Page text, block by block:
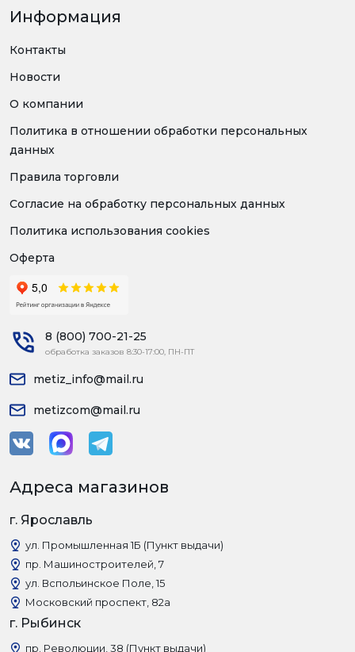
Информация
Контакты
Новости
О компании
Политика в отношении обработки персональных
данных
Правила торговли
Согласие на обработку персональных данных
Политика использования cookies
Оферта
8 (800) 700-21-25
обработка заказов 8:30-17:00, ПН-ПТ
metiz_info@mail.ru
metizcom@mail.ru
Адреса магазинов
г. Ярославль
ул. Промышленная 1Б (Пункт выдачи)
пр. Машиностроителей, 7
ул. Вспольинское Поле, 15
Московский проспект, 82а
г. Рыбинск
пр. Революции, 38 (Пункт выдачи)